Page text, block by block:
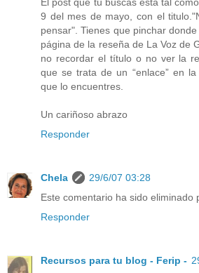
9 del mes de mayo, con el
pensar". Tienes que pinchar
página de la reseña de La Voz de
no recordar el título o no ver la
que se trata de un “enlace” en
que lo encuentres.
Un cariñoso abrazo
Responder
Chela
29/6/07 03:28
Este comentario ha sido eliminado
Responder
Recursos para tu blog - Ferip -